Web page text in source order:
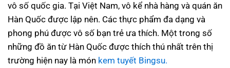
vô số quốc gia. Tại Việt Nam, vô kể nhà hàng và quán ăn
Hàn Quốc được lập nên. Các thực phẩm đa dạng và
phong phú được vô số bạn trẻ ưa thích. Một trong số
những đồ ăn từ Hàn Quốc được thích thú nhất trên thị
trường hiện nay là món kem tuyết Bingsu.